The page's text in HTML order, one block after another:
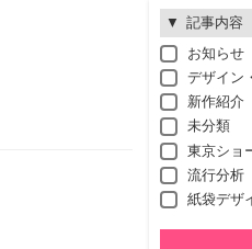
記事内容
お知らせ
デザイン
新作紹介
未分類
東京ショ
流行分析
紙袋デザ